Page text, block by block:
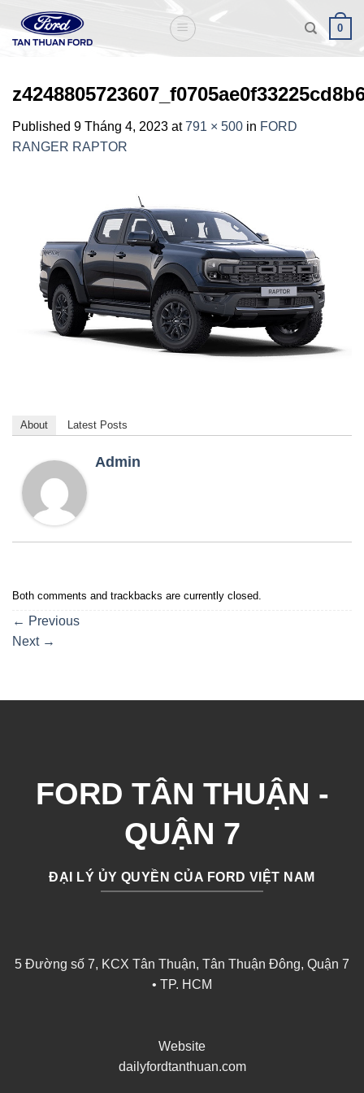
content
0
Published 9 Tháng 4, 2023 at791 × 500 in FORD
RANGER RAPTOR
About Latest Posts
Admin
Both comments and trackbacks are currently closed.
← Previous
Next →
FORD TÂN THUẬN -
QUẬN 7
ĐẠI LÝ ỦY QUYỀN CỦA FORD VIỆT NAM
5 Đường số 7, KCX Tân Thuận, Tân Thuận Đông, Quận 7
• TP. HCM
Website
dailyfordtanthuan.com